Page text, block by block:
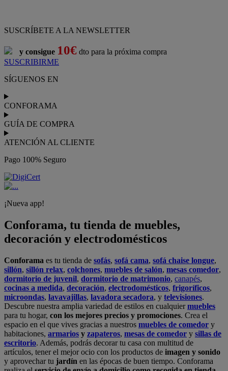
SUSCRÍBETE A LA NEWSLETTER
y consigue 10€ dto para la próxima compra
SUSCRIBIRME
SÍGUENOS EN
CONFORAMA
GUÍA DE COMPRA
ATENCIÓN AL CLIENTE
Pago 100% Seguro
¡Nueva app!
Conforama, tu tienda de muebles,
decoración y electrodomésticos
Conforama es tu tienda de sofás, sofá cama, sofá chaise longue,
sillón, sillón relax, colchones, muebles de salón, mesas comedor,
dormitorio de juvenil, dormitorio de matrimonio, canapés,
cocinas a medida, decoración, electrodomésticos, frigoríficos,
microondas, lavavajillas, lavadora secadora, y televisiones.
Descubre nuestra amplia variedad de estilos en cualquiermuebles
para tu hogar, con los mejores precios y promociones. Crea el
espacio en el que vives gracias a nuestros muebles de comedor y
habitaciones, armarios y zapateros, mesas de comedor y sillas de
escritorio. Además, podrás decorar tu casa con multitud de
artículos, tener el mejor ocio con los productos de imagen y sonido
y aprovechar tu jardín en las épocas de buen tiempo. Conforama